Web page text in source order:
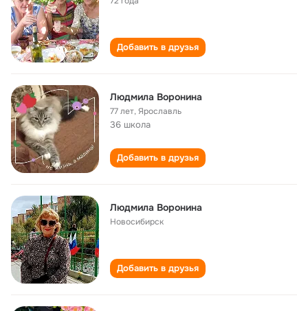
Добавить в друзья
Людмила Воронина
77 лет,Ярославль
36 школа
Добавить в друзья
Людмила Воронина
Новосибирск
Добавить в друзья